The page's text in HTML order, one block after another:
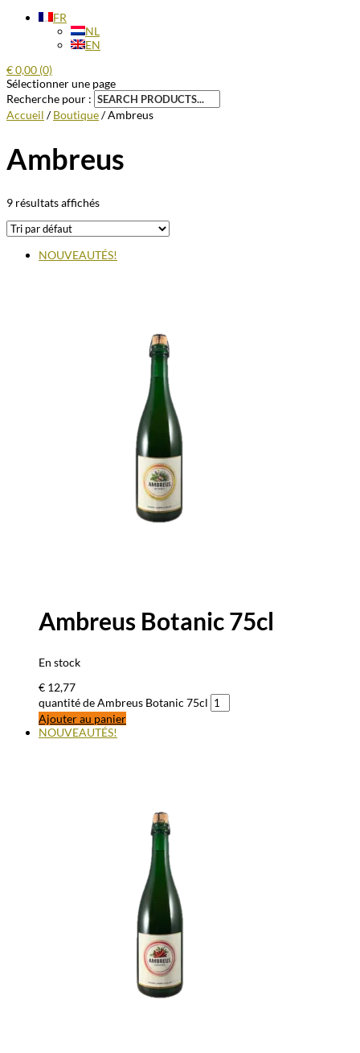
FR
NL
EN
€0,00 (0)
Sélectionner une page
Recherche pour :
Accueil /Boutique/ Ambreus
Ambreus
9 résultats affichés
NOUVEAUTÉS!
Ambreus Botanic 75cl
En stock
€ 12,77
quantité de Ambreus Botanic 75cl
Ajouter au panier
NOUVEAUTÉS!